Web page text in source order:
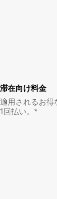
在向け料金
用されるお得
回払い。*